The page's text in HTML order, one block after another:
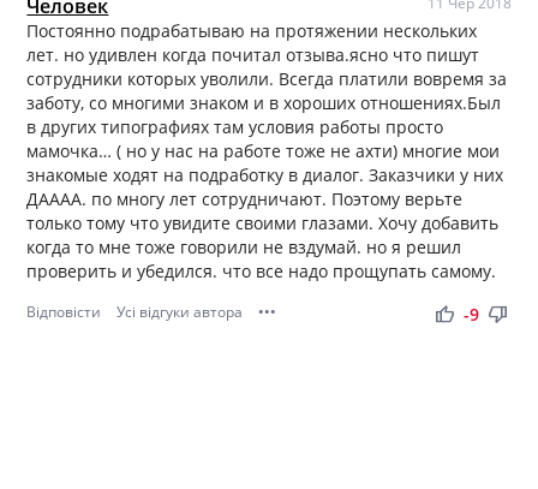
Человек
Постоянно подрабатываю на протяжении нескольких
лет. но удивлен когда почитал отзыва.ясно что пишут
сотрудники которых уволили. Всегда платили вовремя за
заботу, со многими знаком и в хороших отношениях.Был
в других типографиях там условия работы просто
мамочка… ( но у нас на работе тоже не ахти) многие мои
знакомые ходят на подработку в диалог. Заказчики у них
ДАААА. по многу лет сотрудничают. Поэтому верьте
только тому что увидите своими глазами. Хочу добавить
когда то мне тоже говорили не вздумай. но я решил
проверить и убедился. что все надо прощупать самому.
Відповісти Усі відгуки автора ••• thumb_up thumb_down
-9